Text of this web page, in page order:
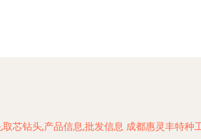
取芯钻头,产品信息,批发信息 成都惠灵丰特种